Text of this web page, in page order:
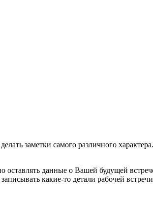
заметки самого различного
данные о Вашей будущей
какие-то детали рабочей